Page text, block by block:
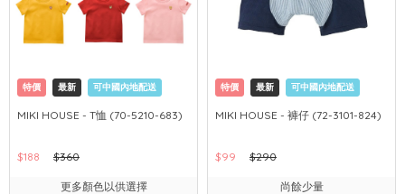
特價 最新 可中國內地配送
MIKI HOUSE - T恤 (70-5210-683)
$188 $360
更多顏色以供選擇
特價 最新 可中國內地配送
MIKI HOUSE - 褲仔 (72-3101-824)
$99 $290
尚餘少量